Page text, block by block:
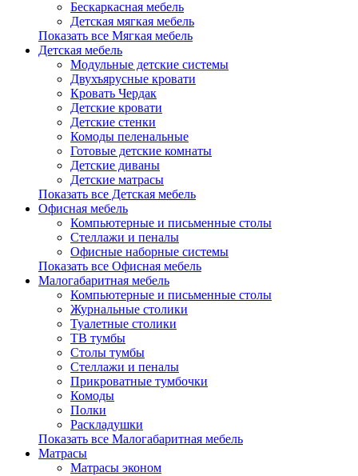
Бескаркасная мебель
Детская мягкая мебель
Показать все Мягкая мебель
Детская мебель
Модульные детские системы
Двухъярусные кровати
Кровать Чердак
Детские кровати
Детские стенки
Комоды пеленальные
Готовые детские комнаты
Детские диваны
Детские матрасы
Показать все Детская мебель
Офисная мебель
Компьютерные и письменные столы
Стеллажи и пеналы
Офисные наборные системы
Показать все Офисная мебель
Малогабаритная мебель
Компьютерные и письменные столы
Журнальные столики
Туалетные столики
ТВ тумбы
Столы тумбы
Стеллажи и пеналы
Прикроватные тумбочки
Комоды
Полки
Раскладушки
Показать все Малогабаритная мебель
Матрасы
Матрасы эконом